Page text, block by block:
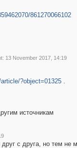
861270066102
13 November 2017, 14:19
?object=01325.
источникам
с друга, но тем не